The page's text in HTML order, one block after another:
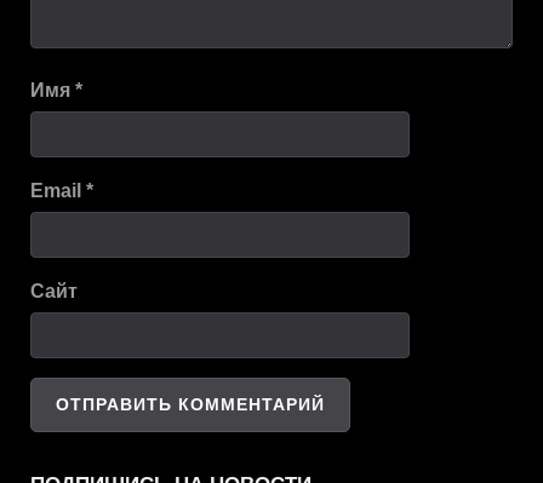
Имя *
Email *
Сайт